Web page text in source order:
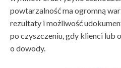
powtarzalność ma ogromną
rezultaty i możliwość
po czyszczeniu, gdy klienci lub
o dowody.